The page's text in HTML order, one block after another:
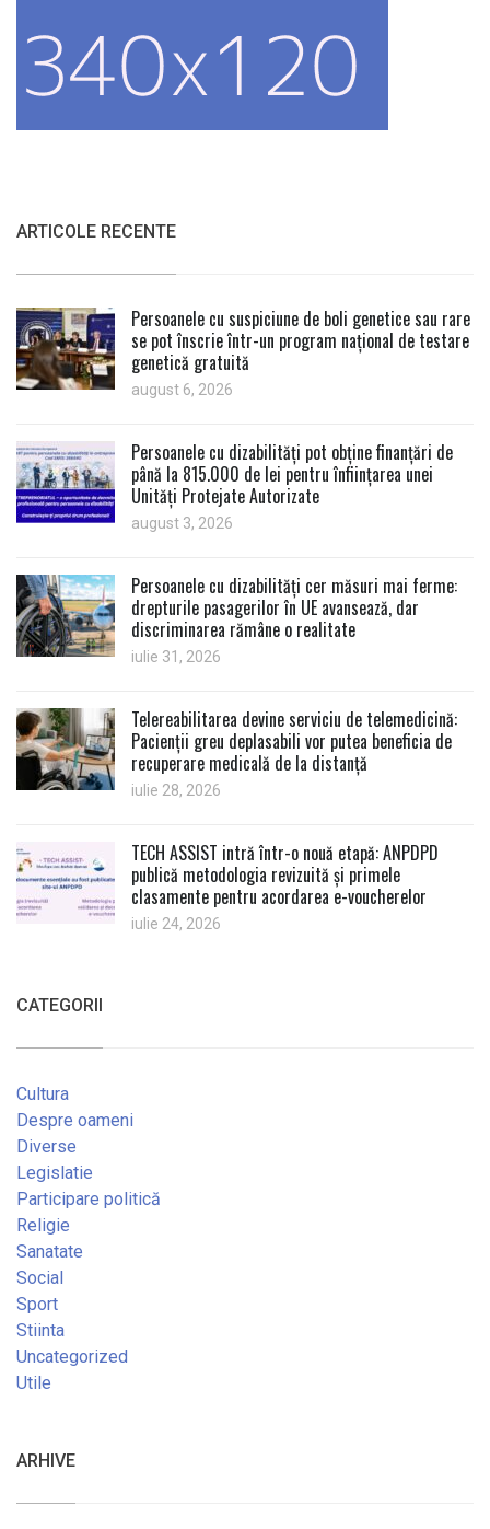
ARTICOLE RECENTE
Persoanele cu suspiciune de boli genetice sau rare
se pot înscrie într-un program național de testare
genetică gratuită
august 6, 2026
Persoanele cu dizabilități pot obține finanțări de
până la 815.000 de lei pentru înființarea unei
Unități Protejate Autorizate
august 3, 2026
Persoanele cu dizabilități cer măsuri mai ferme:
drepturile pasagerilor în UE avansează, dar
discriminarea rămâne o realitate
iulie 31, 2026
Telereabilitarea devine serviciu de telemedicină:
Pacienții greu deplasabili vor putea beneficia de
recuperare medicală de la distanță
iulie 28, 2026
TECH ASSIST intră într-o nouă etapă: ANPDPD
publică metodologia revizuită și primele
clasamente pentru acordarea e-voucherelor
iulie 24, 2026
CATEGORII
Cultura
Despre oameni
Diverse
Legislatie
Participare politică
Religie
Sanatate
Social
Sport
Stiinta
Uncategorized
Utile
ARHIVE